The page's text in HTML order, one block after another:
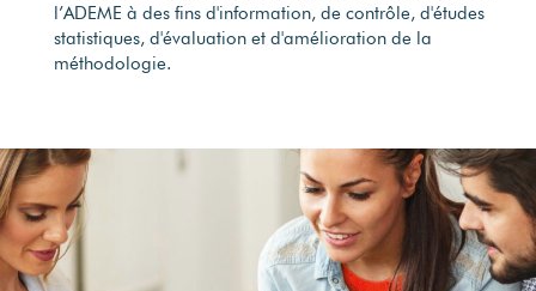
l’ADEME à des fins d'information, de contrôle, d'études
statistiques, d'évaluation et d'amélioration de la
méthodologie.